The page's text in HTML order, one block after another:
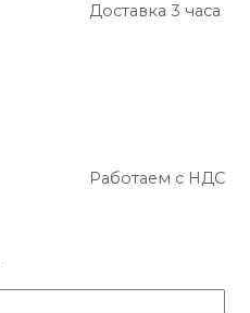
Доставка 3 часа
Работаем с НДС